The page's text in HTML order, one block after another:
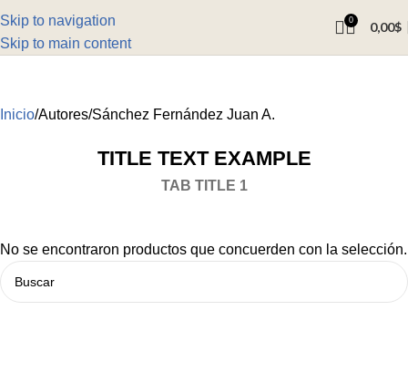
Skip to navigation
Skip to main content
0 0,00$
Inicio Autores Sánchez Fernández Juan A.
TITLE TEXT EXAMPLE
TAB TITLE 1
No se encontraron productos que concuerden con la selección.